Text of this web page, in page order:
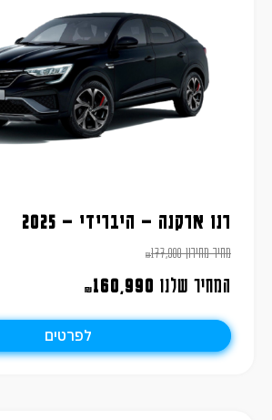
רנו ארקנה – היברידי – 2025
מחיר מחירון ₪177,900
המחיר שלנו ₪160,990
לפרטים